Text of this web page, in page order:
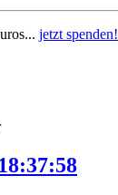
uros... jetzt spenden!